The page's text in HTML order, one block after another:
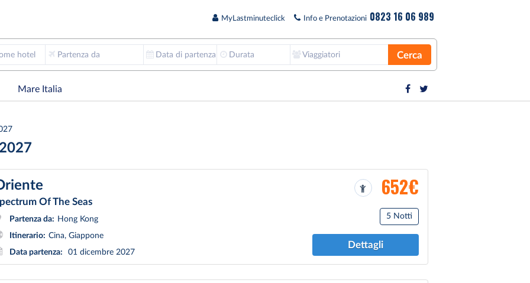
MyLastminuteclick Info e Prenotazioni 0823 16 06 989
hotel Partenza da Data di partenza Durata Viaggiatori Cerca
Mare Italia
Of The Seas
652€
Partenza da: Hong Kong
Itinerario: Cina, Giappone
Data partenza:
01 dicembre 2027
5 Notti
Dettagli